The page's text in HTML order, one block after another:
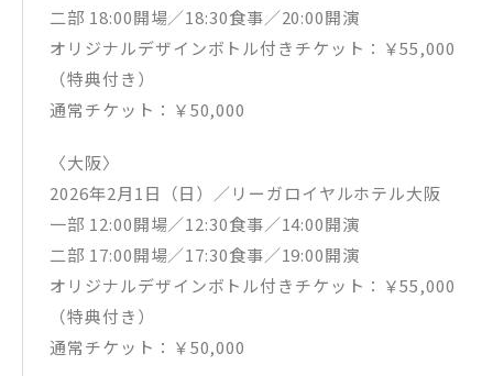
二部 18:00開場／18:30食事／20:00開演
オリジナルデザインボトル付きチケット：￥55,000
（特典付き）
通常チケット：￥50,000
〈大阪〉
2026年2月1日（日）／リーガロイヤルホテル大阪
一部 12:00開場／12:30食事／14:00開演
二部 17:00開場／17:30食事／19:00開演
オリジナルデザインボトル付きチケット：￥55,000
（特典付き）
通常チケット：￥50,000